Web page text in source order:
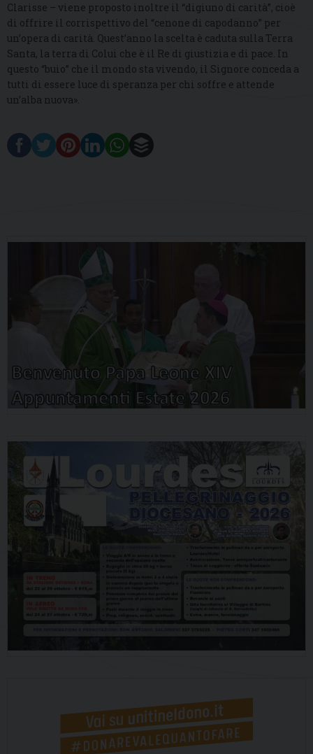
Clarisse – viene proposto inoltre il “digiuno di carità”, cioè
di offrire il corrispettivo del “cenone di capodanno” per
un’opera di carità. Quest’anno la scelta è caduta sulla Terra
Santa, la terra di Colui che è il Re di giustizia e di pace. In
questo “buio” che il mondo sta vivendo, il Signore conceda a
tutti di essere luce di speranza per chi soffre e attende
un’alba nuova».